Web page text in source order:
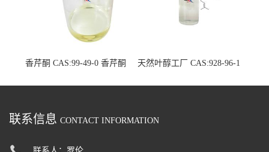
香芹酮 CAS:99-49-0 香芹酮
天然叶醇工厂 CAS:928-96-1
联系信息 CONTACT INFORMATION